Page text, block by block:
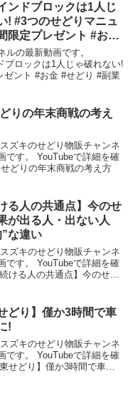
ンドブロックは1人じ
ニュ
限定プレゼント #お金
業
の最新動画です。
ブロックは1人じゃ破れない!
ゼント #お金 #せどり #副業
りの年末商戦の考え
ズキのせどり物販チャンネ
です。 YouTubeで詳細を確
どりの年末商戦の考え方
る人の共通点】今のせ
が出る人・出ない人
な違い
ズキのせどり物販チャンネ
です。 YouTubeで詳細を確
ける人の共通点】今のせど
どり】僅か3時間で車
!
ズキのせどり物販チャンネ
です。 YouTubeで詳細を確
せどり】僅か3時間で車パ